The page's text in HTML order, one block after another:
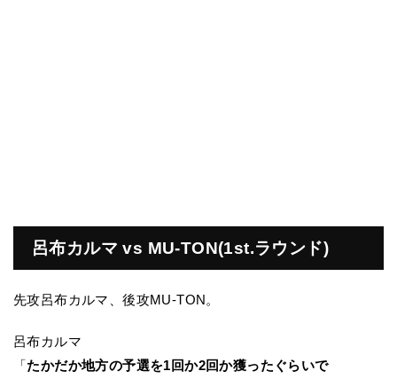
呂布カルマ vs MU-TON(1st.ラウンド)
先攻呂布カルマ、後攻MU-TON。
呂布カルマ
「 たかだか地方の予選を1回か2回か獲ったぐらいで